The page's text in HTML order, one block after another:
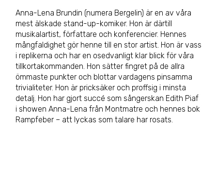
Anna-Lena Brundin (numera Bergelin) är en av våra
mest älskade stand-up-komiker. Hon är därtill
musikalartist, författare och konferencier. Hennes
mångfaldighet gör henne till en stor artist. Hon är vass
i replikerna och har en osedvanligt klar blick för våra
tillkortakommanden. Hon sätter fingret på de allra
ömmaste punkter och blottar vardagens pinsamma
trivialiteter. Hon är pricksäker och proffsig i minsta
detalj. Hon har gjort succé som sångerskan Edith Piaf
i showen Anna-Lena från Montmatre och hennes bok
Rampfeber – att lyckas som talare har rosats.